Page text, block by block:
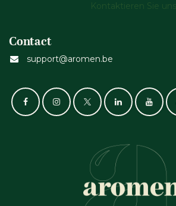
Kontaktieren Sie uns
Contact
support@aromen.be